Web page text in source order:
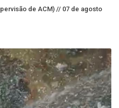
de ACM) // 07 de agosto